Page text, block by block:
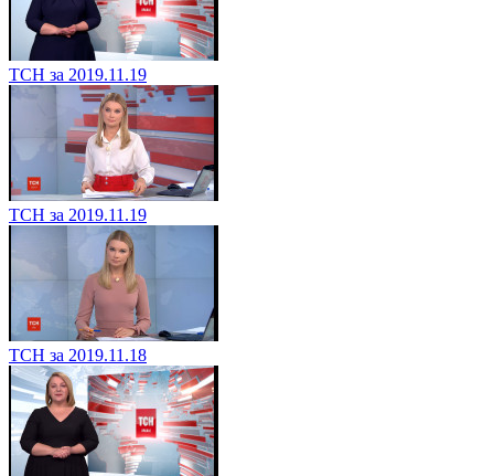
ТСН за 2019.11.19
ТСН за 2019.11.19
ТСН за 2019.11.18